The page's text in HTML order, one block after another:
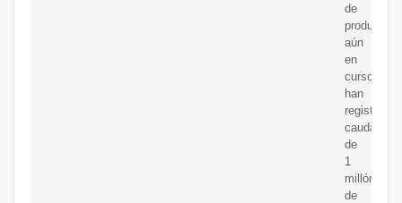
de
aún
en
curso,
han
registrado
caudales
de
1
millón
de